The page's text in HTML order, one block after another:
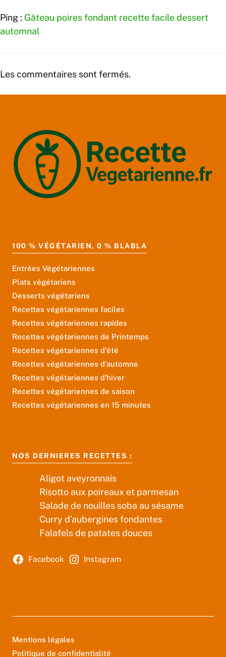
Ping : Gâteau poires fondant recette facile dessert
automnal
Les commentaires sont fermés.
100 % VÉGÉTARIEN, 0 % BLABLA
Entrées Végétariennes
Plats végétariens
Desserts végétariens
Recettes végétariennes faciles
Recettes végétariennes rapides
Recettes végétariennes de Printemps
Recettes végétariennes d'été
Recettes végétariennes d'automne
Recettes végétariennes d'hiver
Recettes végétariennes de saison
Recettes végétariennes en 15 minutes
NOS DERNIERES RECETTES :
Aligot aveyronnais
Risotto aux poireaux et parmesan
Salade de nouilles soba au sésame
Curry d’aubergines fondantes
Falafels de patates douces
Facebook Instagram
Mentions légales
Politique de confidentialité